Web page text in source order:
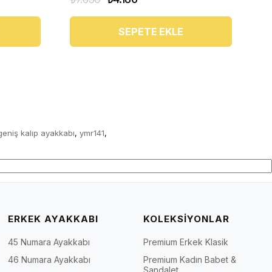
SEPETE EKLE
kalıp ayakkabı, ymr141,
ERKEK AYAKKABI
45 Numara Ayakkabı
46 Numara Ayakkabı
KOLEKSİYONLAR
Premium Erkek Klasik
Premium Kadın Babet &